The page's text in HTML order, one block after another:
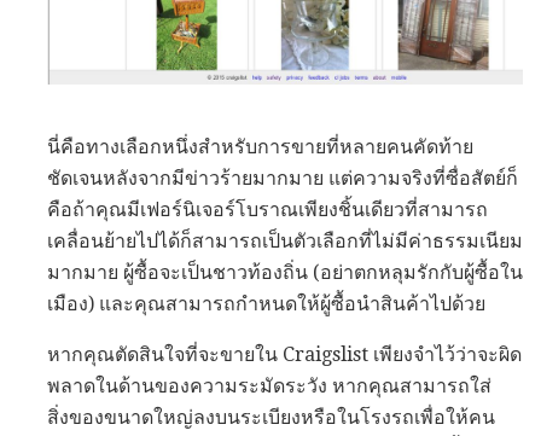
นี่คือทางเลือกหนึ่งสำหรับการขายที่หลายคนคัดท้าย
ชัดเจนหลังจากมีข่าวร้ายมากมาย แต่ความจริงที่ซื่อสัตย์ก็
คือถ้าคุณมีเฟอร์นิเจอร์โบราณเพียงชิ้นเดียวที่สามารถ
เคลื่อนย้ายไปได้ก็สามารถเป็นตัวเลือกที่ไม่มีค่าธรรมเนียม
มากมาย ผู้ซื้อจะเป็นชาวท้องถิ่น (อย่าตกหลุมรักกับผู้ซื้อใน
เมือง) และคุณสามารถกำหนดให้ผู้ซื้อนำสินค้าไปด้วย
หากคุณตัดสินใจที่จะขายใน Craigslist เพียงจำไว้ว่าจะผิด
พลาดในด้านของความระมัดระวัง หากคุณสามารถใส่
สิ่งของขนาดใหญ่ลงบนระเบียงหรือในโรงรถเพื่อให้คน